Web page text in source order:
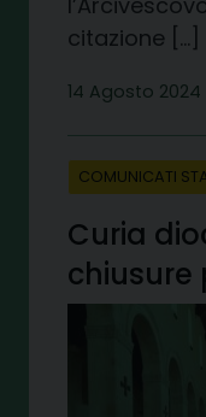
citazione […]
14 Agosto 2024
COMUNICATI
Curia
chiusure